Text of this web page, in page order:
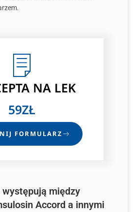
NA LEK
59ZŁ
FORMULARZ
między
Accord a innymi